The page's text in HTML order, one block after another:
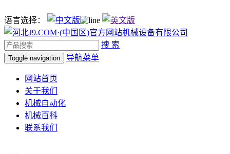
语言选择：
搜 索
Toggle navigation 导航菜单
网站首页
关于我们
机械自动化
机械百科
联系我们